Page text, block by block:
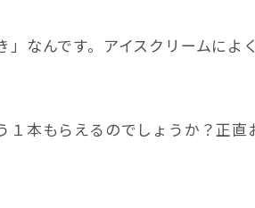
なんです。アイスクリームによ
本もらえるのでしょうか？正直